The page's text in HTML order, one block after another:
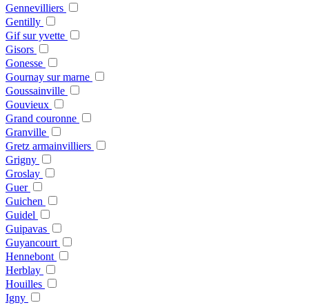
Gennevilliers
Gentilly
Gif sur yvette
Gisors
Gonesse
Gournay sur marne
Goussainville
Gouvieux
Grand couronne
Granville
Gretz armainvilliers
Grigny
Groslay
Guer
Guichen
Guidel
Guipavas
Guyancourt
Hennebont
Herblay
Houilles
Igny